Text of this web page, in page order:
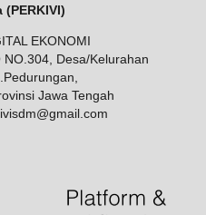
EKONOMI
Desa/Kelurahan
Jawa Tengah